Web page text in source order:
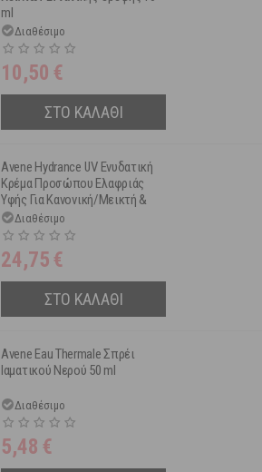
ml
Διαθέσιμο
10,50 €
ΣΤΟ ΚΑΛΑΘΙ
Avene Hydrance UV Ενυδατική
Κρέμα Προσώπου Ελαφριάς
Υφής Για Κανονική/Μεικτή &
Ευαίσθητη Επιδερμίδα Spf30
40 ml
Διαθέσιμο
24,75 €
ΣΤΟ ΚΑΛΑΘΙ
Avene Eau Thermale Σπρέι
Ιαματικού Νερού 50 ml
Διαθέσιμο
5,48 €